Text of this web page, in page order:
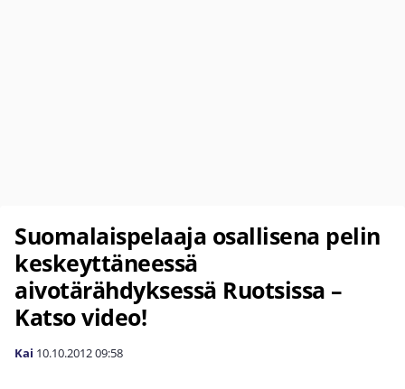
Suomalaispelaaja osallisena pelin
keskeyttäneessä
aivotärähdyksessä Ruotsissa –
Katso video!
Kai 10.10.201209:58